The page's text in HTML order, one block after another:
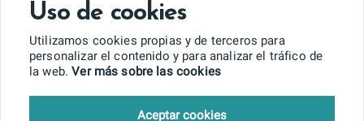
Uso de cookies
Utilizamos cookies propias y de terceros para
personalizar el contenido y para analizar el tráfico de
la web.Ver más sobre las cookies
Aceptar cookies